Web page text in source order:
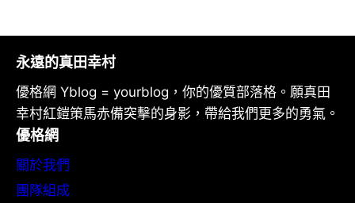
永遠的真田幸村
優格網 Yblog = yourblog，你的優質部落格。願真田
幸村紅鎧策馬赤備突擊的身影，帶給我們更多的勇氣。
優格網
關於我們
團隊組成